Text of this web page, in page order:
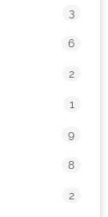
3
6
2
1
9
8
2